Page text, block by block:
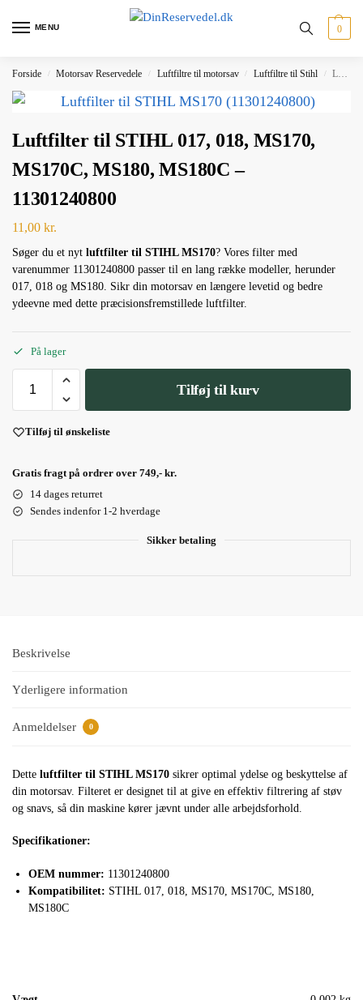
MENU 0
Forside / Motorsav Reservedele / Luftfiltre til motorsav / Luftfiltre til Stihl / Luftfilter til STIHL 017, 018, MS170, MS170C, MS180, MS180C – 11301240800
Luftfilter til STIHL 017, 018, MS170,
MS170C, MS180, MS180C –
11301240800
11,00 kr.
Søger du et nyt luftfilter til STIHL MS170? Vores filter med
varenummer 11301240800 passer til en lang række modeller, herunder
017, 018 og MS180. Sikr din motorsav en længere levetid og bedre
ydeevne med dette præcisionsfremstillede luftfilter.
På lager
Tilføj til kurv
Tilføj til ønskeliste
Gratis fragt på ordrer over 749,- kr.
14 dages returret
Sendes indenfor 1-2 hverdage
Sikker betaling
Beskrivelse
Yderligere information
Anmeldelser 0
Dette luftfilter til STIHL MS170 sikrer optimal ydelse og beskyttelse af
din motorsav. Filteret er designet til at give en effektiv filtrering af støv
og snavs, så din maskine kører jævnt under alle arbejdsforhold.
Specifikationer:
OEM nummer: 11301240800
Kompatibilitet: STIHL 017, 018, MS170, MS170C, MS180,
MS180C